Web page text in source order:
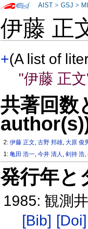
伊藤 正
+(A list of
"伊藤 正
共著回数
2:伊藤 正文,古野 邦雄,大原 俊
1:亀田 浩一,今井 清人 ,剣持 浩,
発行年と
1985: 観測
[Bib] [Doi]
AIST >GSJ >